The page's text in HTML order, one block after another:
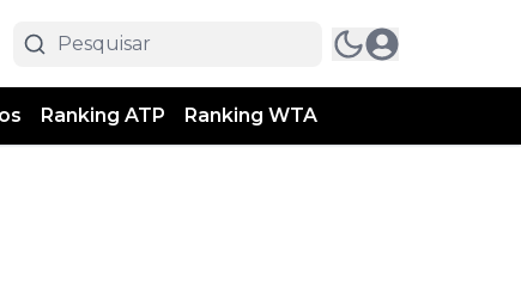
Ranking ATP Ranking WTA